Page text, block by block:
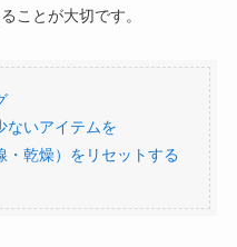
ことが大切です。
ないアイテムを
乾燥）をリセットする